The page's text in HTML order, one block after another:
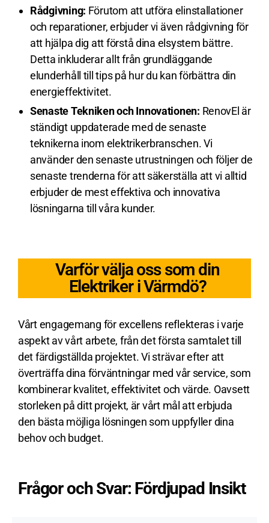
Rådgivning: Förutom att utföra elinstallationer
och reparationer, erbjuder vi även rådgivning för
att hjälpa dig att förstå dina elsystem bättre.
Detta inkluderar allt från grundläggande
elunderhåll till tips på hur du kan förbättra din
energieffektivitet.
Senaste Tekniken och Innovationen: RenovEl är
ständigt uppdaterade med de senaste
teknikerna inom elektrikerbranschen. Vi
använder den senaste utrustningen och följer de
senaste trenderna för att säkerställa att vi alltid
erbjuder de mest effektiva och innovativa
lösningarna till våra kunder.
Varför välja oss som din
Elektriker i Värmdö?
Vårt engagemang för excellens reflekteras i varje
aspekt av vårt arbete, från det första samtalet till
det färdigställda projektet. Vi strävar efter att
överträffa dina förväntningar med vår service, som
kombinerar kvalitet, effektivitet och värde. Oavsett
storleken på ditt projekt, är vårt mål att erbjuda
den bästa möjliga lösningen som uppfyller dina
behov och budget.
Frågor och Svar: Fördjupad Insikt